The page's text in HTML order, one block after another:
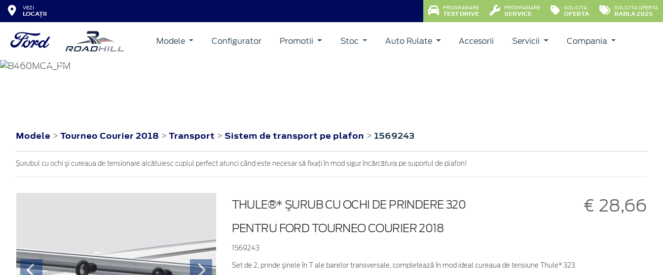
VEZI
LOCAȚII
PROGRAMARE
TEST DRIVE
PROGRAMARE
SERVICE
SOLICITA
OFERTA
SOLICITA OFERTA
RABLA 2025
Modele Configurator Promotii Stoc Auto Rulate Accesorii Servicii Compania
TOURNEO COURIER
Modele > Tourneo Courier 2018 > Transport > Sistem de transport pe plafon > 1569243
Șurubul cu ochi şi cureaua de tensionare alcătuiesc cuplul perfect atunci când este necesar să fixaţi în mod sigur încărcătura pe suportul de plafon!
THULE®* ŞURUB CU OCHI DE PRINDERE 320
PENTRU FORD TOURNEO COURIER 2018
1569243
€ 28,66
Set de 2, prinde şinele în T ale barelor transversale, completează în mod ideal cureaua de tensiune Thule* 323